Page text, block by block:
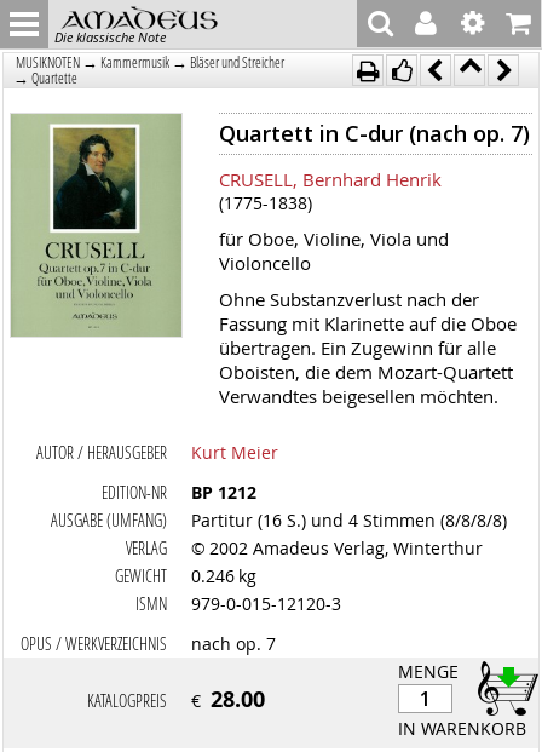
Die klassische Note
MUSIKNOTEN → Kammermusik → Bläser und Streicher
→ Quartette
Quartett in C-dur (nach op. 7)
CRUSELL, Bernhard Henrik
(1775-1838)
für Oboe, Violine, Viola und
Violoncello
Ohne Substanzverlust nach der
Fassung mit Klarinette auf die Oboe
übertragen. Ein Zugewinn für alle
Oboisten, die dem Mozart-Quartett
Verwandtes beigesellen möchten.
AUTOR / HERAUSGEBER
Kurt Meier
EDITION-NR
BP 1212
AUSGABE (UMFANG)
Partitur (16 S.) und 4 Stimmen (8/8/8/8)
VERLAG
© 2002 Amadeus Verlag, Winterthur
GEWICHT
0.246 kg
ISMN
979-0-015-12120-3
OPUS / WERKVERZEICHNIS
nach op. 7
MENGE
IN WARENKORB
KATALOGPREIS €28.00